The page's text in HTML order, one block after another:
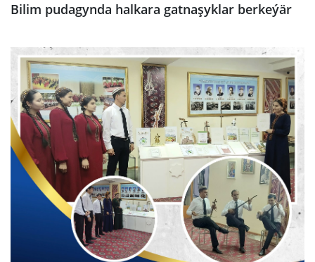
Bilim pudagynda halkara gatnaşyklar berkeýär